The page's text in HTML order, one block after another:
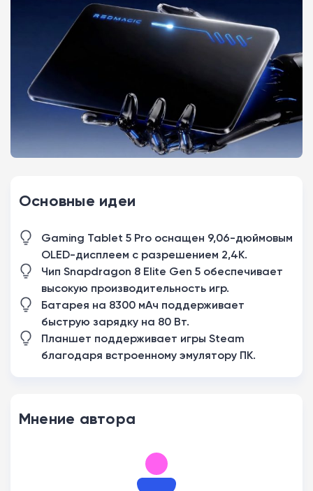
Основные идеи
Gaming Tablet 5 Pro оснащен 9,06-дюймовым
OLED-дисплеем с разрешением 2,4K.
Чип Snapdragon 8 Elite Gen 5 обеспечивает
высокую производительность игр.
Батарея на 8300 мАч поддерживает
быструю зарядку на 80 Вт.
Планшет поддерживает игры Steam
благодаря встроенному эмулятору ПК.
Мнение автора